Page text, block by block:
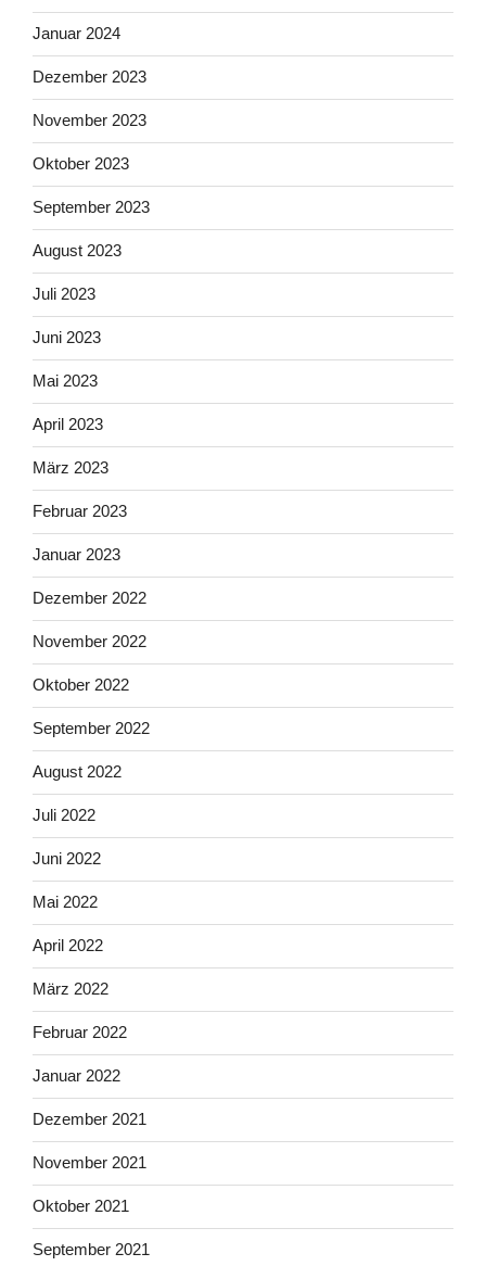
Januar 2024
Dezember 2023
November 2023
Oktober 2023
September 2023
August 2023
Juli 2023
Juni 2023
Mai 2023
April 2023
März 2023
Februar 2023
Januar 2023
Dezember 2022
November 2022
Oktober 2022
September 2022
August 2022
Juli 2022
Juni 2022
Mai 2022
April 2022
März 2022
Februar 2022
Januar 2022
Dezember 2021
November 2021
Oktober 2021
September 2021